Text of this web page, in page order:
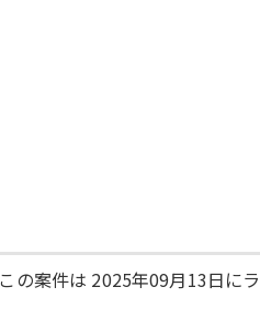
この案件は 2025年09月13日に